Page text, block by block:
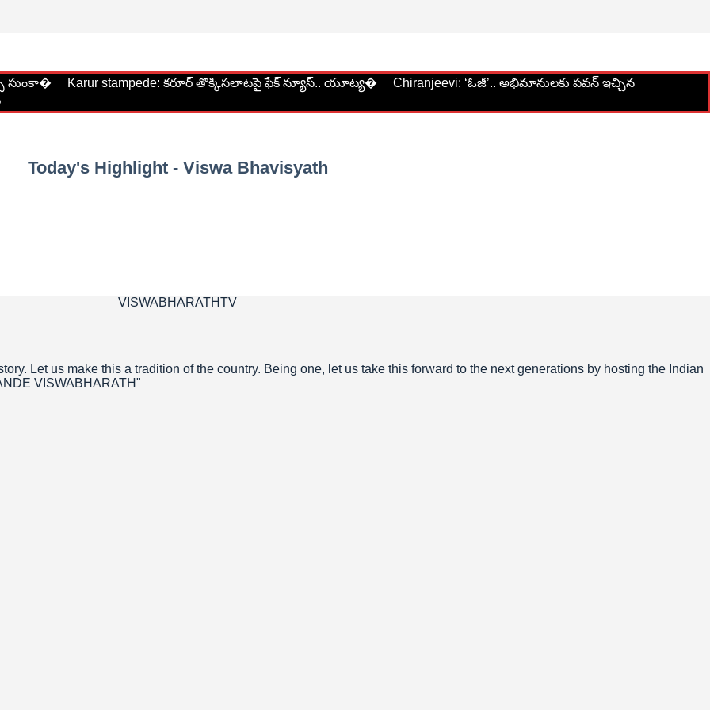
సుంకా� Karur stampede: కరూర్ తొక్కిసలాటపై ఫేక్ న్యూస్.. యూట్య�
Chiranjeevi: ‘ఓజీ’.. అభిమానులకు పవన్ ఇచ్చిన
Today's Highlight - Viswa Bhavisyath
VISWABHARATHTV
Let us make this a tradition of the country. Being one, let us take this forward to the next generations by hosting the Indian
VISWABHARATH"